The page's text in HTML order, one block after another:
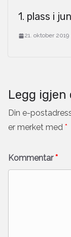
1. plass i
21. oktober 2019
Legg
Din e-
er merket med *
Kommentar*